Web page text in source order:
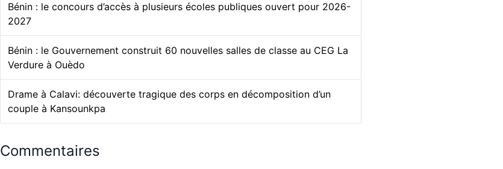
Bénin : le concours d’accès à plusieurs écoles publiques ouvert pour 2026-
2027
Bénin : le Gouvernement construit 60 nouvelles salles de classe au CEG La
Verdure à Ouèdo
Drame à Calavi: découverte tragique des corps en décomposition d’un
couple à Kansounkpa
Commentaires